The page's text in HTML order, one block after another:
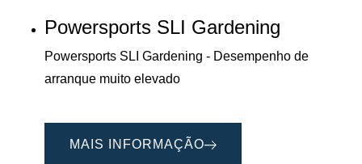
Powersports SLI Gardening
Powersports SLI Gardening - Desempenho de
arranque muito elevado
MAIS INFORMAÇÃO